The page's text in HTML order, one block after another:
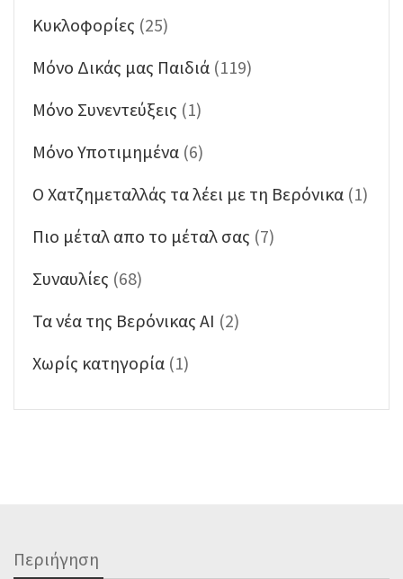
Κυκλοφορίες (25)
Μόνο Δικάς μας Παιδιά (119)
Μόνο Συνεντεύξεις (1)
Μόνο Υποτιμημένα (6)
Ο Χατζημεταλλάς τα λέει με τη Βερόνικα (1)
Πιο μέταλ απο το μέταλ σας (7)
Συναυλίες (68)
Τα νέα της Βερόνικας ΑΙ (2)
Χωρίς κατηγορία (1)
Περιήγηση